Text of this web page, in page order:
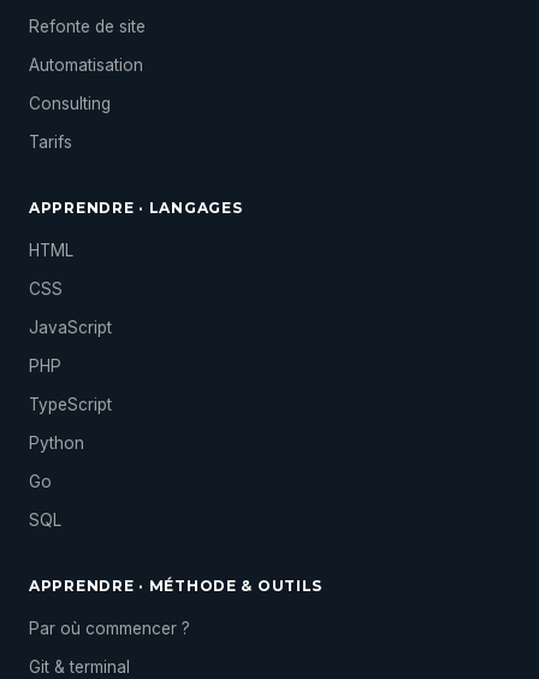
Refonte de site
Automatisation
Consulting
Tarifs
APPRENDRE · LANGAGES
HTML
CSS
JavaScript
PHP
TypeScript
Python
Go
SQL
APPRENDRE · MÉTHODE & OUTILS
Par où commencer ?
Git & terminal